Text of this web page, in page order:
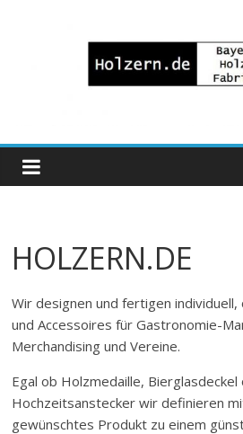
Bayrische
Holzwaren
Fabrikation
HOLZERN.DE
Wir designen und fertigen
und Accessoires für Gastronomie-
Merchandising und Vereine.
Egal ob Holzmedaille, Bierglasdeckel
Hochzeitsanstecker wir definieren
gewünschtes Produkt zu einem